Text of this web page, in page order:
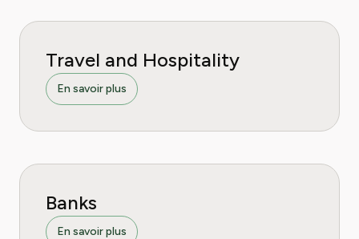
Travel and Hospitality
En savoir plus
Banks
En savoir plus